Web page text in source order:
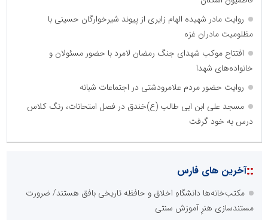
روایت مادر شهیده الهام زایری از پیوند شیرخوارگان حسینی با
مظلومیت مادران غزه
افتتاح موکب شهدای جنگ رمضان لامرد با حضور مسئولان و
خانواده‌های شهدا
روایت حضور مردم علامرودشتی در اجتماعات شبانه
مسجد علی ابن ابی طالب (ع)خندق در فصل امتحانات، رنگ کلاس
درس به خود گرفت
::آخرین های فارس
مکتب‌خانه‌ها دانشگاهِ اخلاق و حافظه تاریخی بافق هستند/ ضرورت
مستندسازی هنرِ آموزش سنتی